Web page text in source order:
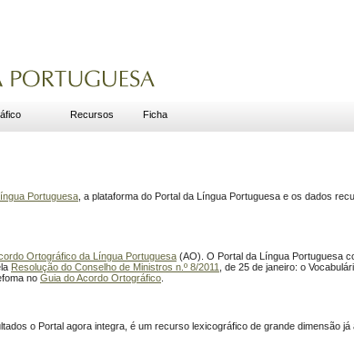
Recursos Ficha
Portuguesa , a plataforma do Portal da Língua Portuguesa e os dados
Ortográfico da Língua Portuguesa (AO). O Portal da Língua Portuguesa
Resolução do Conselho de Ministros n.º 8/2011
, de 25 de janeiro: o
no Guia do Acordo Ortográfico
o Portal agora integra, é um recurso lexicográfico de grande dimensão já